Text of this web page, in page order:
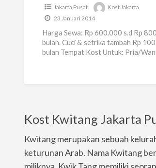
Wanita
Suami-
Jakarta Pusat
Kost Jakarta
23 Januari 2014
Harga Sewa: Rp 600.000 s.d Rp
bulan. Cuci & setrika tambah Rp
bulan Tempat Kost Untuk: Pria/
Kost Kwitang Jakarta
Kwitang merupakan sebuah
keturunan Arab. Nama Kwitang